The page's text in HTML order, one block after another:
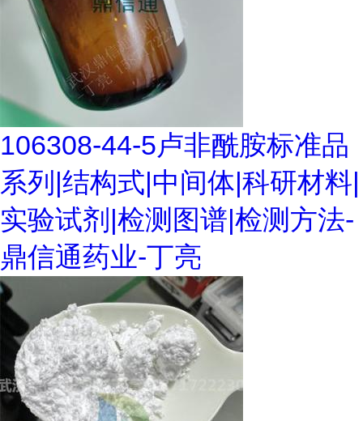
106308-44-5卢非酰胺标准品
系列|结构式|中间体|科研材料|
实验试剂|检测图谱|检测方法-
鼎信通药业-丁亮